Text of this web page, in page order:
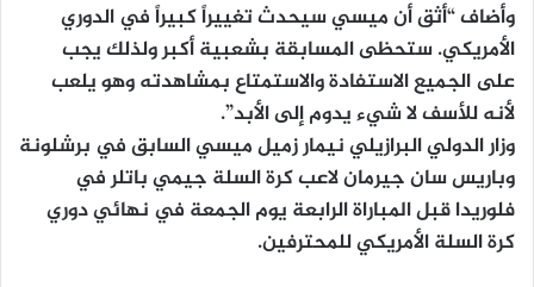
وأضاف “أثق أن ميسي سيحدث تغييراً كبيراً في الدوري
الأمريكي. ستحظى المسابقة بشعبية أكبر ولذلك يجب
على الجميع الاستفادة والاستمتاع بمشاهدته وهو يلعب
لأنه للأسف لا شيء يدوم إلى الأبد”.
وزار الدولي البرازيلي نيمار زميل ميسي السابق في برشلونة
وباريس سان جيرمان لاعب كرة السلة جيمي باتلر في
فلوريدا قبل المباراة الرابعة يوم الجمعة في نهائي دوري
كرة السلة الأمريكي للمحترفين.